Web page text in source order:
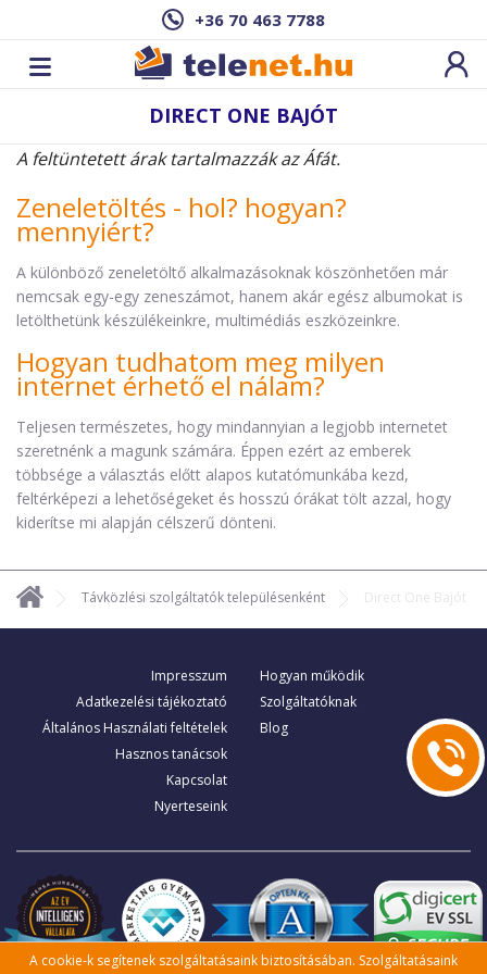
+36 70 463 7788
DIRECT ONE BAJÓT
A feltüntetett árak tartalmazzák az Áfát.
Zeneletöltés - hol? hogyan?
mennyiért?
A különböző zeneletöltő alkalmazásoknak köszönhetően már
nemcsak egy-egy zeneszámot, hanem akár egész albumokat is
letölthetünk készülékeinkre, multimédiás eszközeinkre.
Hogyan tudhatom meg milyen
internet érhető el nálam?
Teljesen természetes, hogy mindannyian a legjobb internetet
szeretnénk a magunk számára. Éppen ezért az emberek
többsége a választás előtt alapos kutatómunkába kezd,
feltérképezi a lehetőségeket és hosszú órákat tölt azzal, hogy
kiderítse mi alapján célszerű dönteni.
Távközlési szolgáltatók településenként Direct One Bajót
Impresszum
Adatkezelési tájékoztató
Általános Használati feltételek
Hasznos tanácsok
Kapcsolat
Nyerteseink
Hogyan működik
Szolgáltatóknak
Blog
A cookie-k segítenek szolgáltatásaink biztosításában. Szolgáltatásaink